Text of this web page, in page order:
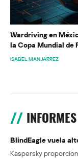
Wardriving en
la Copa Mundial de
ISABEL MANJARREZ
INFORMES
BlindEagle vuela
Kaspersky